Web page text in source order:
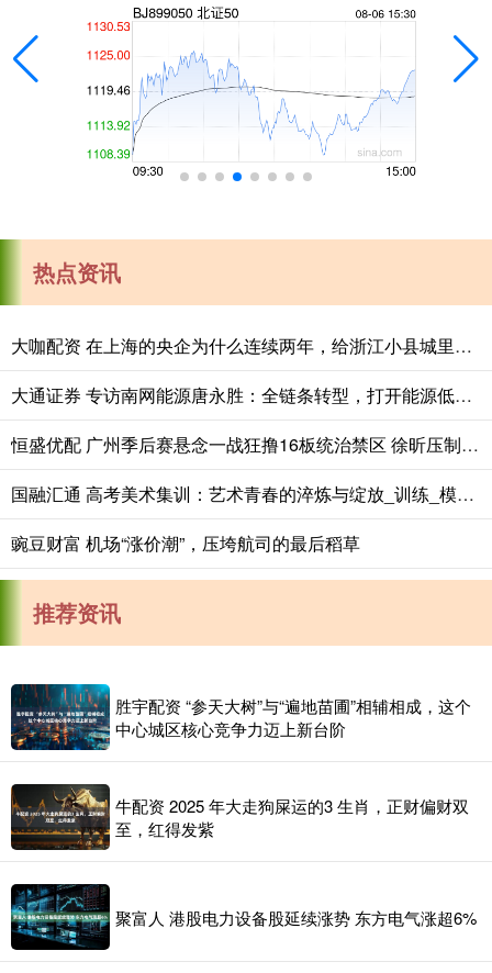
热点资讯
大咖配资 在上海的央企为什么连续两年，给浙江小县城里的这个创新中心写感谢信？
大通证券 专访南网能源唐永胜：全链条转型，打开能源低碳发展新赛道
恒盛优配 广州季后赛悬念一战狂撸16板统治禁区 徐昕压制福建核心大外援
国融汇通 高考美术集训：艺术青春的淬炼与绽放_训练_模拟_素描
豌豆财富 机场“涨价潮”，压垮航司的最后稻草
推荐资讯
胜宇配资 “参天大树”与“遍地苗圃”相辅相成，这个
中心城区核心竞争力迈上新台阶
牛配资 2025 年大走狗屎运的3 生肖，正财偏财双
至，红得发紫
聚富人 港股电力设备股延续涨势 东方电气涨超6%